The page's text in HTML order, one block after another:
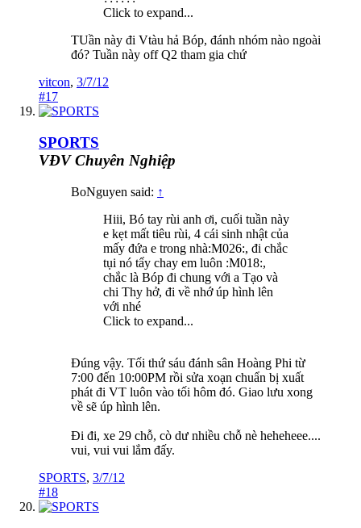
Click to expand...
TUần này đi Vtàu hả Bóp, đánh nhóm nào ngoài
đó? Tuần này off Q2 tham gia chứ
vitcon, 3/7/12
#17
SPORTS
VĐV Chuyên Nghiệp
BoNguyen said: ↑
Hiii, Bó tay rùi anh ơi, cuối tuần này
e kẹt mất tiêu rùi, 4 cái sinh nhật của
mấy đứa e trong nhà:M026:, đi chắc
tụi nó tẩy chay em luôn :M018:,
chắc là Bóp đi chung với a Tạo và
chi Thy hở, đi về nhớ úp hình lên
với nhé
Click to expand...
Đúng vậy. Tối thứ sáu đánh sân Hoàng Phi từ
7:00 đến 10:00PM rồi sửa xoạn chuẩn bị xuất
phát đi VT luôn vào tối hôm đó. Giao lưu xong
về sẽ úp hình lên.
Đi đi, xe 29 chỗ, cò dư nhiều chỗ nè heheheee....
vui, vui vui lắm đấy.
SPORTS, 3/7/12
#18